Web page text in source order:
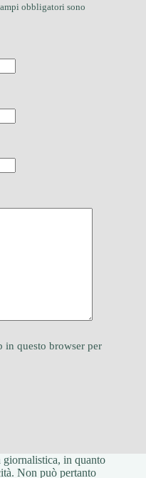
obbligatori sono
in questo browser per
giornalistica, in quanto
Non può pertanto